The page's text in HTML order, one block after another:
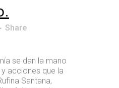
Share
se dan la mano
acciones que la
Santana,